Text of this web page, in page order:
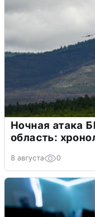
Ночная атака
область:
8 августа 0